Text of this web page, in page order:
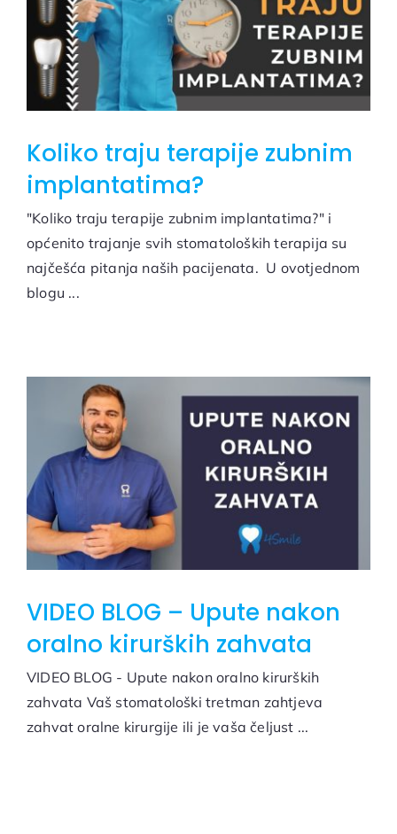
Koliko traju terapije zubnim
implantatima?
"Koliko traju terapije zubnim implantatima?" i
općenito trajanje svih stomatoloških terapija su
najčešća pitanja naših pacijenata. U ovotjednom
blogu ...
VIDEO BLOG – Upute nakon
oralno kirurških zahvata
VIDEO BLOG - Upute nakon oralno kirurških
zahvata Vaš stomatološki tretman zahtjeva
zahvat oralne kirurgije ili je vaša čeljust ...